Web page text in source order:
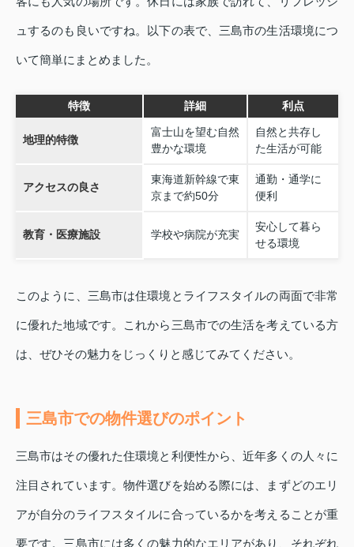
ュするのも良いですね。以下の表で、三島市の生活環境につ
いて簡単にまとめました。
特徴 詳細 利点
地理的特徴
富士山を望む自然
豊かな環境
自然と共存し
た生活が可能
アクセスの良さ
東海道新幹線で東
京まで約50分
通勤・通学に
便利
教育・医療施設 学校や病院が充実
安心して暮ら
せる環境
このように、三島市は住環境とライフスタイルの両面で非常
に優れた地域です。これから三島市での生活を考えている方
は、ぜひその魅力をじっくりと感じてみてください。
三島市での物件選びのポイント
三島市はその優れた住環境と利便性から、近年多くの人々に
注目されています。物件選びを始める際には、まずどのエリ
アが自分のライフスタイルに合っているかを考えることが重
要です。三島市には多くの魅力的なエリアがあり、それぞれ